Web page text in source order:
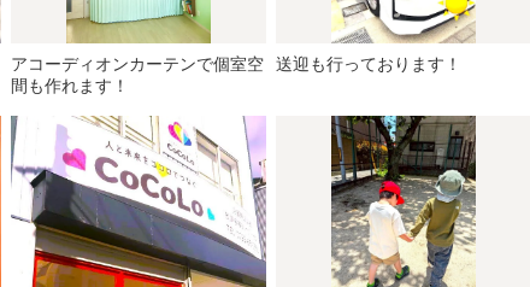
アコーディオンカーテンで個室空
間も作れます！
送迎も行っております！